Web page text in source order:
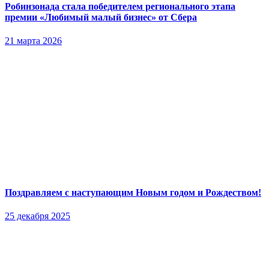
Робинзонада стала победителем регионального этапа
премии «Любимый малый бизнес» от Сбера
21 марта 2026
Поздравляем с наступающим Новым годом и Рождеством!
25 декабря 2025